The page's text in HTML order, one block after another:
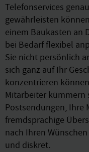
Telefonservices
gewährleisten
einem Baukasten an
bei Bedarf flexibel
Sie nicht persönlich
sich ganz auf Ihr
konzentrieren
Mitarbeiter kümmern
Postsendungen, Ihre
fremdsprachige
nach Ihren
und diskret.